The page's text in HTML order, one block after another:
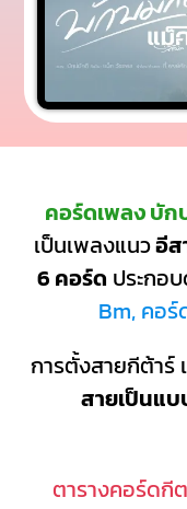
คอร์ดเพลง บั
เป็นเพลงแนวอีส
6 คอร์ด ประกอ
Bm, คอร์
การตั้งสายกีต้าร์
สายเป็นแ
ตารางคอร์ดกี